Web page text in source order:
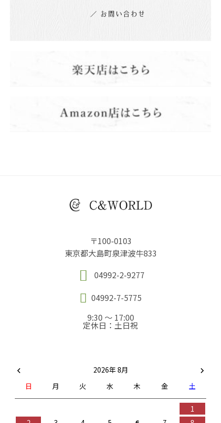
〒100-0103
東京都大島町泉津波牛833
04992-2-9277
04992-7-5775
9:30 ～ 17:00
定休日：土日祝
2026年 8月
日
月 火 水 木 金 土
1